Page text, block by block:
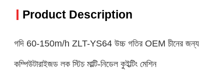
Product Description
গদি 60-150m/h ZLT-YS64 উচ্চ গতির OEM চীনের জন্য
কম্পিউটারাইজড লক স্টিচ মাল্টি-নিডেল কুইল্টিং মেশিন